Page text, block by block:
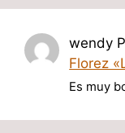
wendy
Florez
Es muy